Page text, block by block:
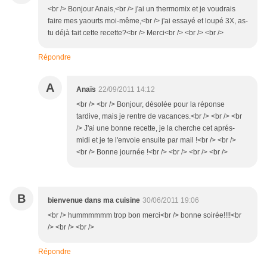
<br /> Bonjour Anais,<br /> j'ai un thermomix et je voudrais
faire mes yaourts moi-même,<br /> j'ai essayé et loupé 3X, as-
tu déjà fait cette recette?<br /> Merci<br /> <br /> <br />
Répondre
A Anaïs 22/09/2011 14:12
<br /> <br /> Bonjour, désolée pour la réponse
tardive, mais je rentre de vacances.<br /> <br /> <br
/> J'ai une bonne recette, je la cherche cet aprés-
midi et je te l'envoie ensuite par mail !<br /> <br />
<br /> Bonne journée !<br /> <br /> <br /> <br />
B bienvenue dans ma cuisine 30/06/2011 19:06
<br /> hummmmmm trop bon merci<br /> bonne soirée!!!!<br
/> <br /> <br />
Répondre